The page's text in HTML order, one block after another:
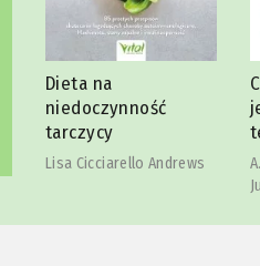
Dieta na
niedoczynność
tarczycy
Lisa Cicciarello Andrews